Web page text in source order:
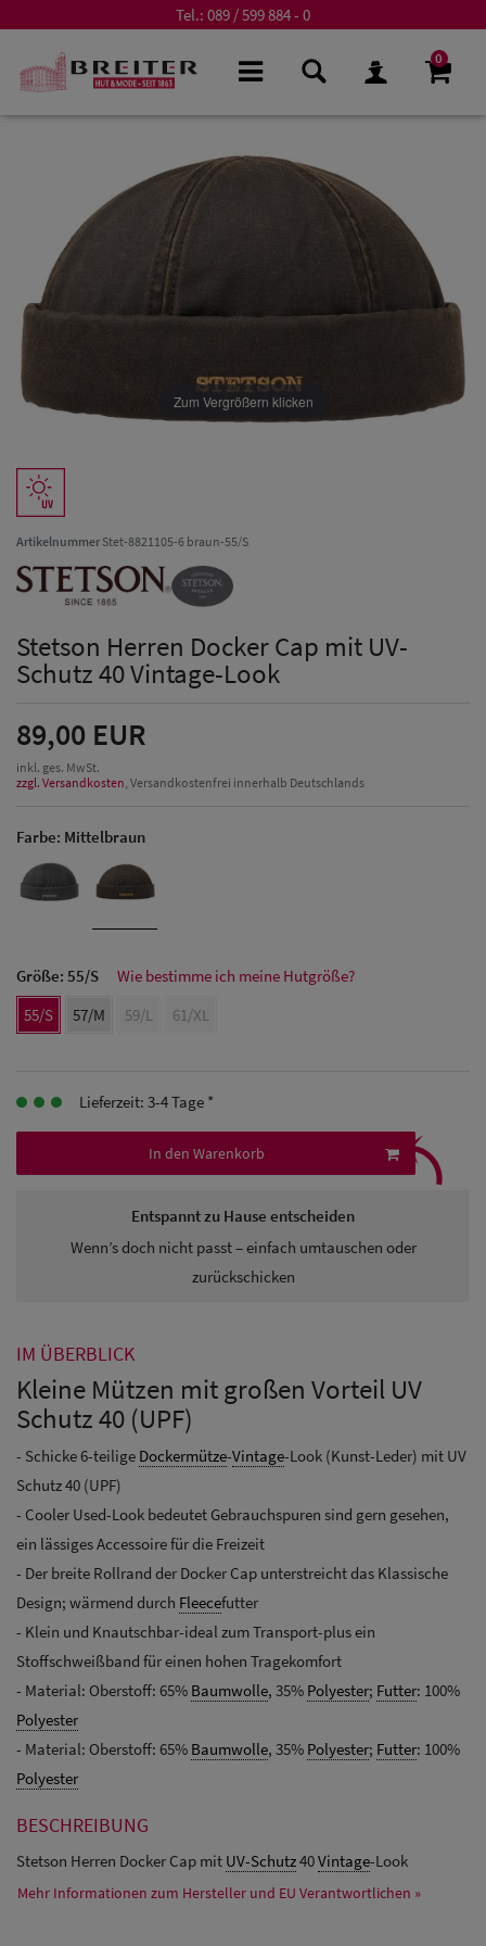
Tel.: 089 / 599 884 - 0
0
Herren
Herren UV-
Schutz Caps
Herren
Sonnenschilder
& Visoren
Zum Vergrößern klicken
ArtikelnummerStet-8821105-6 braun-55/S
Stetson Herren Docker Cap mit UV-
Schutz 40 Vintage-Look
89,00 EUR
inkl. ges. MwSt.
zzgl. Versandkosten, Versandkostenfrei innerhalb Deutschlands
Farbe: Mittelbraun
Größe: 55/S
Wie bestimme ich meine Hutgröße?
55/S
57/M 59/L 61/XL
Lieferzeit: 3-4 Tage *
In den Warenkorb
Entspannt zu Hause entscheiden
Wenn’s doch nicht passt – einfach umtauschen oder
zurückschicken
⤹
IM ÜBERBLICK
Kleine Mützen mit großen Vorteil UV
Schutz 40 (UPF)
- Schicke 6-teilige Dockermütze-Vintage-Look (Kunst-Leder) mit UV
Schutz 40 (UPF)
- Cooler Used-Look bedeutet Gebrauchspuren sind gern gesehen,
ein lässiges Accessoire für die Freizeit
- Der breite Rollrand der Docker Cap unterstreicht das Klassische
Design; wärmend durch Fleecefutter
- Klein und Knautschbar-ideal zum Transport-plus ein
Stoffschweißband für einen hohen Tragekomfort
- Material: Oberstoff: 65% Baumwolle, 35% Polyester; Futter: 100%
Polyester
- Material: Oberstoff: 65% Baumwolle, 35% Polyester; Futter: 100%
Polyester
BESCHREIBUNG
Stetson Herren Docker Cap mit UV-Schutz40Vintage-Look
Mehr Informationen zum Hersteller und EU Verantwortlichen »